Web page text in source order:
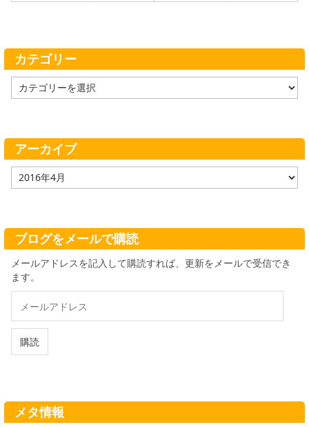
カテゴリー
テ
ー
アーカイブ
ア
ー
ブ
ブログをメールで購読
メールアドレスを記入して購読すれば、更新をメールで受信でき
ます。
ル
ド
購読
メタ情報